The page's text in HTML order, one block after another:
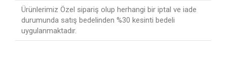
Ürünlerimiz Özel sipariş olup herhangi bir iptal ve iade
durumunda satış bedelinden %30 kesinti bedeli
uygulanmaktadır.